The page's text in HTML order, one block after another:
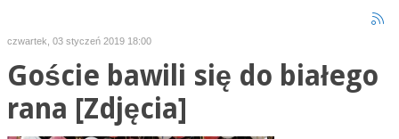
czwartek, 03 styczeń 2019 18:00
Goście bawili się do białego
rana [Zdjęcia]